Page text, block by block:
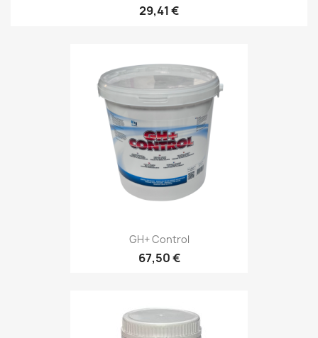
29,41 €
GH+ Control
67,50 €